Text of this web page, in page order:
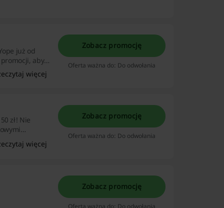
już od
promocji, aby
więcej
Zobacz promocję
Oferta ważna do: Do odwołania
zł! Nie
więcej
Zobacz promocję
Oferta ważna do: Do odwołania
Zobacz promocję
Oferta ważna do: Do odwołania